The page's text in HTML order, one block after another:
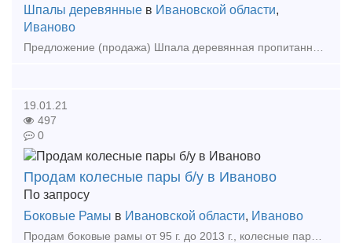
Шпалы деревянные в Ивановской области,
Иваново
Предложение (продажа) Шпала деревянная пропитанная б/у - 1 сорт для ремонта ж/д путей (вся продукция перебирается в ручную на 1 и 2 сорт) Работаем ОПТОМ от
19.01.21
497
0
Продам колесные пары б/у в Иваново
По запросу
Боковые Рамы в Ивановской области, Иваново
Продам боковые рамы от 95 г. до 2013 г., колесные пары бандаж от 45 мм. до 77 мм. цены и количество по запросу. Продам боковые рамы от 95 г. до 2013 г., колесные пары бандаж